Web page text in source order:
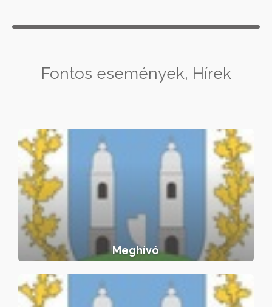
Fontos események, Hírek
Meghívó
Meghívó
Álláspályázat